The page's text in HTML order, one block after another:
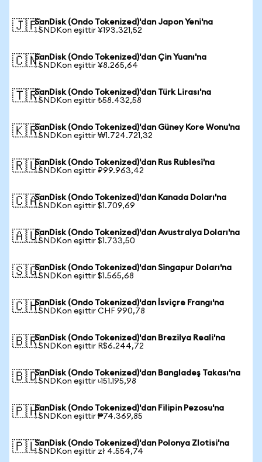
🇯🇵SanDisk (Ondo Tokenized)'dan Japon Yeni'na
1 SNDKon eşittir ¥193.321,52
🇨🇳SanDisk (Ondo Tokenized)'dan Çin Yuanı'na
1 SNDKon eşittir ¥8.265,64
🇹🇷SanDisk (Ondo Tokenized)'dan Türk Lirası'na
1 SNDKon eşittir ₺58.432,58
🇰🇷SanDisk (Ondo Tokenized)'dan Güney Kore Wonu'na
1 SNDKon eşittir ₩1.724.721,32
🇷🇺SanDisk (Ondo Tokenized)'dan Rus Rublesi'na
1 SNDKon eşittir ₽99.963,42
🇨🇦SanDisk (Ondo Tokenized)'dan Kanada Doları'na
1 SNDKon eşittir $1.709,69
🇦🇺SanDisk (Ondo Tokenized)'dan Avustralya Doları'na
1 SNDKon eşittir $1.733,50
🇸🇬SanDisk (Ondo Tokenized)'dan Singapur Doları'na
1 SNDKon eşittir $1.565,68
🇨🇭SanDisk (Ondo Tokenized)'dan İsviçre Frangı'na
1 SNDKon eşittir CHF 990,78
🇧🇷SanDisk (Ondo Tokenized)'dan Brezilya Reali'na
1 SNDKon eşittir R$6.244,72
🇧🇩SanDisk (Ondo Tokenized)'dan Bangladeş Takası'na
1 SNDKon eşittir ৳151.195,98
🇵🇭SanDisk (Ondo Tokenized)'dan Filipin Pezosu'na
1 SNDKon eşittir ₱74.369,85
🇵🇱SanDisk (Ondo Tokenized)'dan Polonya Zlotisi'na
1 SNDKon eşittir zł 4.554,74